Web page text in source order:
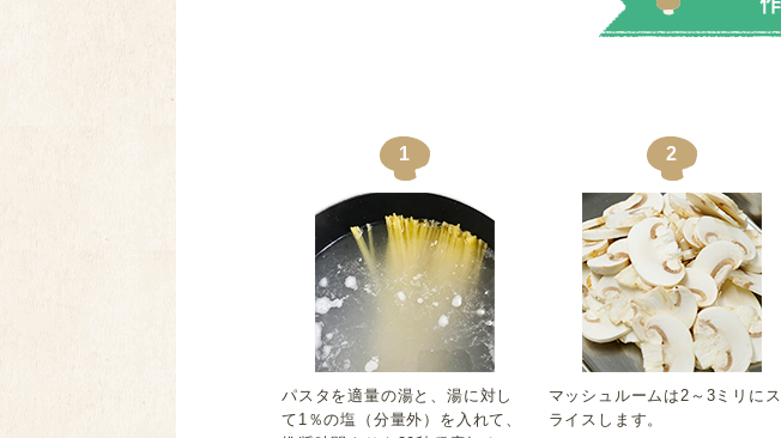
1
パスタを適量の湯と、湯に対し
て1％の塩（分量外）を入れて、
2
マッシュルームは2～3ミリにス
ライスします。